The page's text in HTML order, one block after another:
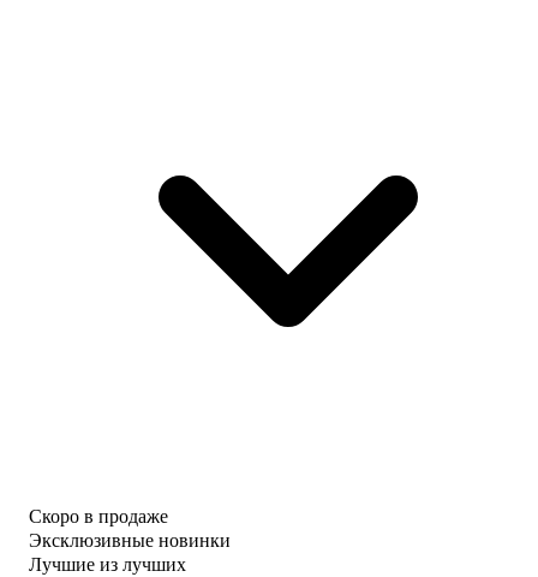
Скоро в продаже
Эксклюзивные новинки
Лучшие из лучших